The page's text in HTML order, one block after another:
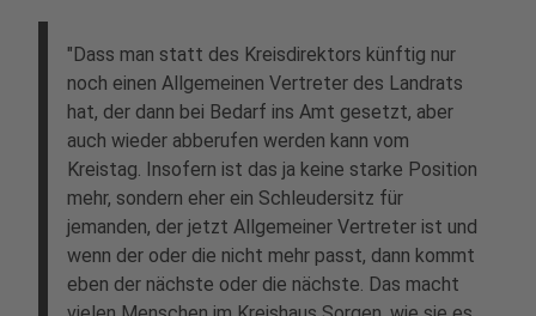
"Dass man statt des Kreisdirektors künftig nur
noch einen Allgemeinen Vertreter des Landrats
hat, der dann bei Bedarf ins Amt gesetzt, aber
auch wieder abberufen werden kann vom
Kreistag. Insofern ist das ja keine starke Position
mehr, sondern eher ein Schleudersitz für
jemanden, der jetzt Allgemeiner Vertreter ist und
wenn der oder die nicht mehr passt, dann kommt
eben der nächste oder die nächste. Das macht